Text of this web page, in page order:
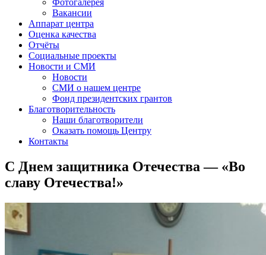
Фотогалерея
Вакансии
Аппарат центра
Оценка качества
Отчёты
Социальные проекты
Новости и СМИ
Новости
СМИ о нашем центре
Фонд президентских грантов
Благотворительность
Наши благотворители
Оказать помощь Центру
Контакты
С Днем защитника Отечества — «Во
славу Отечества!»